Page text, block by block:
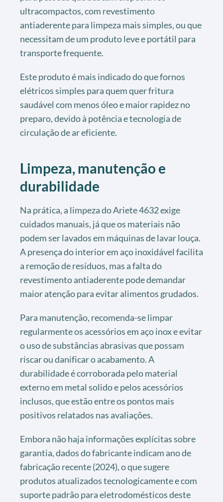
ultracompactos, com revestimento
antiaderente para limpeza mais simples, ou que
necessitam de um produto leve e portátil para
transporte frequente.
Este produto é mais indicado do que fornos
elétricos simples para quem quer fritura
saudável com menos óleo e maior rapidez no
preparo, devido à potência e tecnologia de
circulação de ar eficiente.
Limpeza, manutenção e
durabilidade
Na prática, a limpeza do Ariete 4632 exige
cuidados manuais, já que os materiais não
podem ser lavados em máquinas de lavar louça.
A presença do interior em aço inoxidável facilita
a remoção de resíduos, mas a falta do
revestimento antiaderente pode demandar
maior atenção para evitar alimentos grudados.
Para manutenção, recomenda-se limpar
regularmente os acessórios em aço inox e evitar
o uso de substâncias abrasivas que possam
riscar ou danificar o acabamento. A
durabilidade é corroborada pelo material
externo em metal solido e pelos acessórios
inclusos, que estão entre os pontos mais
positivos relatados nas avaliações.
Embora não haja informações explícitas sobre
garantia, dados do fabricante indicam ano de
fabricação recente (2024), o que sugere
produtos atualizados tecnologicamente e com
suporte padrão para eletrodomésticos deste